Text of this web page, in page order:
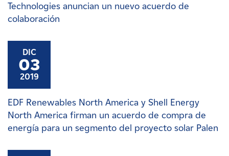
Technologies anuncian un nuevo acuerdo de
colaboración
DIC
03
2019
EDF Renewables North America y Shell Energy
North America firman un acuerdo de compra de
energía para un segmento del proyecto solar Palen